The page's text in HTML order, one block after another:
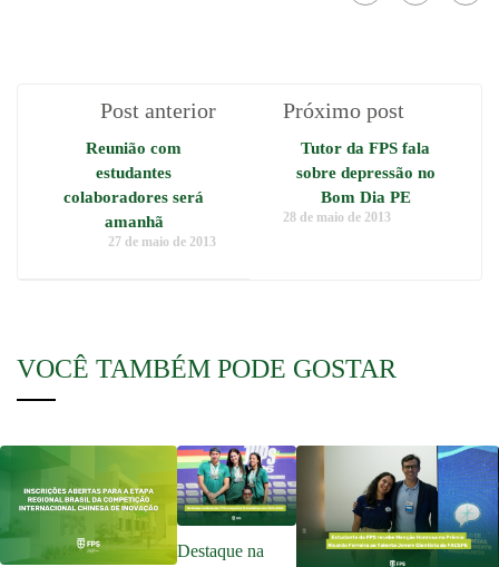
Post anterior
Reunião com
estudantes
colaboradores será
amanhã
27 de maio de 2013
Próximo post
Tutor da FPS fala
sobre depressão no
Bom Dia PE
28 de maio de 2013
VOCÊ TAMBÉM PODE GOSTAR
Destaque na